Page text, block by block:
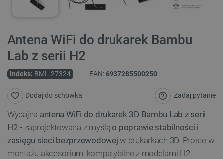
Antena WiFi do drukarek Bambu
Lab z serii H2
Indeks: BML-27324 EAN:6937285500250
Zadaj pytanie
Dodaj do schowka
Wydajna antena WiFi do drukarek 3D Bambu Lab z serii
H2 - zaprojektowana z myślą o poprawie stabilności i
zasięgu sieci bezprzewodowej w drukarkach 3D. Proste w
montażu akcesorium, kompatybilne z modelami H2.